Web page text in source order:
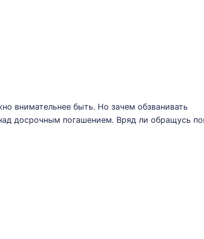
внимательнее быть. Но зачем обзванивать
досрочным погашением. Вряд ли обращусь